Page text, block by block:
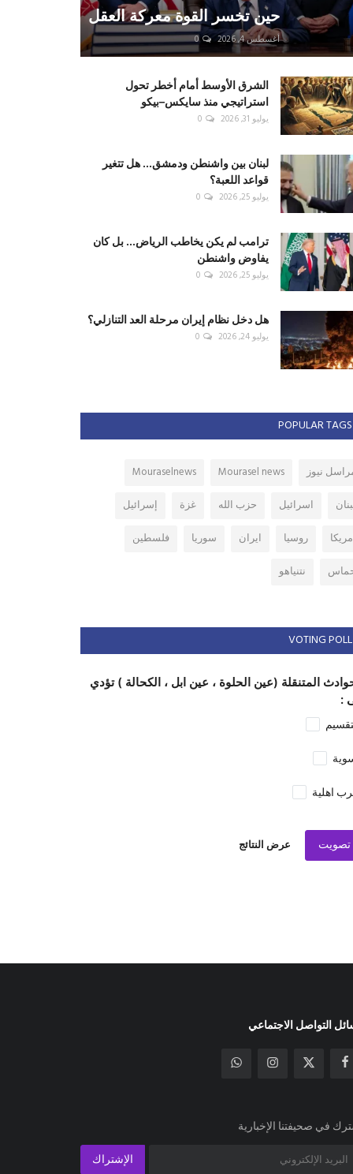
حين تخسر القوة معركة العقل
أغسطس 4, 2026 0
الشرق الأوسط أمام أخطر تحول
استراتيجي منذ سايكس–بيكو
يوليو 31, 2026 0
لبنان بين واشنطن ودمشق... هل تتغير
قواعد اللعبة؟
يوليو 25, 2026 0
ترامب لم يكن يخاطب الرياض... بل كان
يفاوض واشنطن
يوليو 25, 2026 0
هل دخل نظام إيران مرحلة العد التنازلي؟
يوليو 24, 2026 0
POPULAR TAGS
نيوز Mourasel news
Mouraselnews
اسرائيل حزب الله غزة
إسرائيل
روسيا ايران سوريا
فلسطين
نتنياهو
VOTING POLL
المتنقلة (عين الحلوة ، عين ابل ، الكحالة ) تؤدي
:
اهلية
تصويت عرض النتائج
التواصل الاجتماعي
في صحيفتنا الإخبارية
الإشتراك